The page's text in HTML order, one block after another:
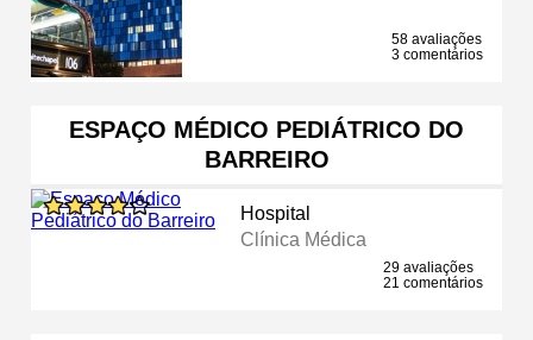
58 avaliações
3 comentários
ESPAÇO MÉDICO PEDIÁTRICO DO
BARREIRO
Hospital
Clínica Médica
29 avaliações
21 comentários